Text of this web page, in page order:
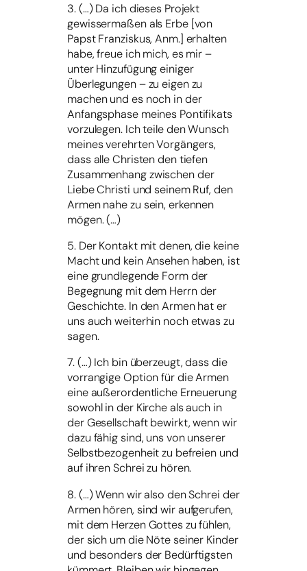
3. (…) Da ich dieses Projekt
gewissermaßen als Erbe [von
Papst Franziskus, Anm.] erhalten
habe, freue ich mich, es mir –
unter Hinzufügung einiger
Überlegungen – zu eigen zu
machen und es noch in der
Anfangsphase meines Pontifikats
vorzulegen. Ich teile den Wunsch
meines verehrten Vorgängers,
dass alle Christen den tiefen
Zusammenhang zwischen der
Liebe Christi und seinem Ruf, den
Armen nahe zu sein, erkennen
mögen. (…)
5. Der Kontakt mit denen, die keine
Macht und kein Ansehen haben, ist
eine grundlegende Form der
Begegnung mit dem Herrn der
Geschichte. In den Armen hat er
uns auch weiterhin noch etwas zu
sagen.
7. (…) Ich bin überzeugt, dass die
vorrangige Option für die Armen
eine außerordentliche Erneuerung
sowohl in der Kirche als auch in
der Gesellschaft bewirkt, wenn wir
dazu fähig sind, uns von unserer
Selbstbezogenheit zu befreien und
auf ihren Schrei zu hören.
8. (…) Wenn wir also den Schrei der
Armen hören, sind wir aufgerufen,
mit dem Herzen Gottes zu fühlen,
der sich um die Nöte seiner Kinder
und besonders der Bedürftigsten